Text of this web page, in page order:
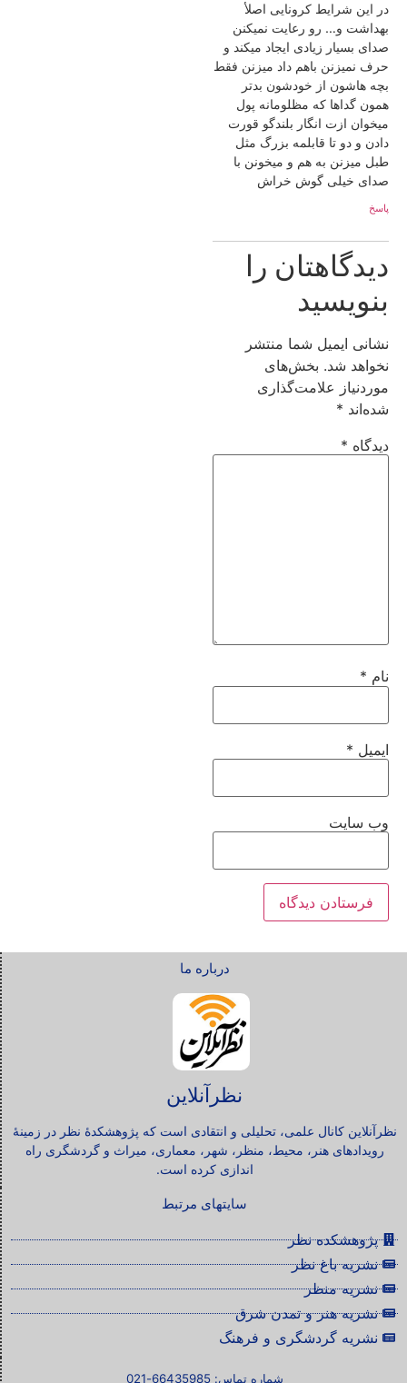
در این شرایط کرونایی اصلأ
بهداشت و… رو رعایت نمیکنن
صدای بسیار زیادی ایجاد میکند و
حرف نمیزنن باهم داد میزنن فقط
بچه هاشون از خودشون بدتر
همون گداها که مظلومانه پول
میخوان ازت انگار بلندگو قورت
دادن و دو تا قابلمه بزرگ مثل
طبل میزنن به هم و میخونن با
صدای خیلی گوش خراش
پاسخ
دیدگاهتان را
بنویسید
نشانی ایمیل شما منتشر
نخواهد شد. بخش‌های
موردنیاز علامت‌گذاری
شده‌اند *
دیدگاه *
نام *
ایمیل *
وب‌ سایت
درباره ما
نظرآنلاین
نظرآنلاین کانال علمی، تحلیلی و انتقادی است که پژوهشکدۀ نظر در زمینۀ
رویدادهای هنر، محیط، منظر، شهر، معماری، میراث و گردشگری راه
اندازی کرده است.
سایتهای مرتبط
پژوهشکده نظر
نشریه باغ نظر
نشریه منظر
نشریه هنر و تمدن شرق
نشریه گردشگری و فرهنگ
شماره تماس: 66435985-021